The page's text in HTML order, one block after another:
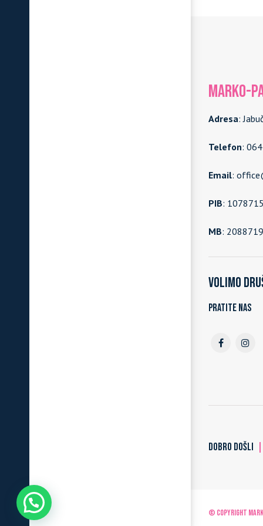
MARKO-
Adresa:
Telefon:
Email:
PIB:
MB:
Volimo
Pratite nas
DOBRO DOŠLI
© Copyright